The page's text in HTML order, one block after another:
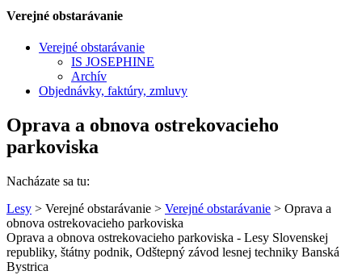
Verejné obstarávanie
Verejné obstarávanie
IS JOSEPHINE
Archív
Objednávky, faktúry, zmluvy
Oprava a obnova ostrekovacieho
parkoviska
Nacházate sa tu:
Lesy > Verejné obstarávanie > Verejné obstarávanie > Oprava a
obnova ostrekovacieho parkoviska
Oprava a obnova ostrekovacieho parkoviska - Lesy Slovenskej
republiky, štátny podnik, Odštepný závod lesnej techniky Banská
Bystrica